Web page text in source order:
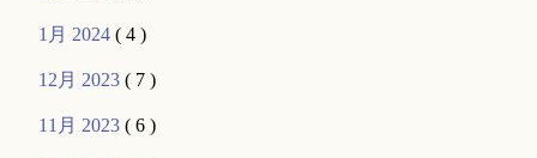
1月 2024( 4 )
12月 2023( 7 )
11月 2023( 6 )